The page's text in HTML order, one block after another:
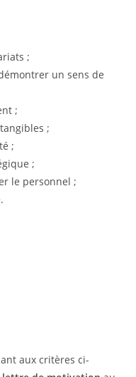
;
un sens de
;
;
;
;
le personnel ;
aux critères ci-